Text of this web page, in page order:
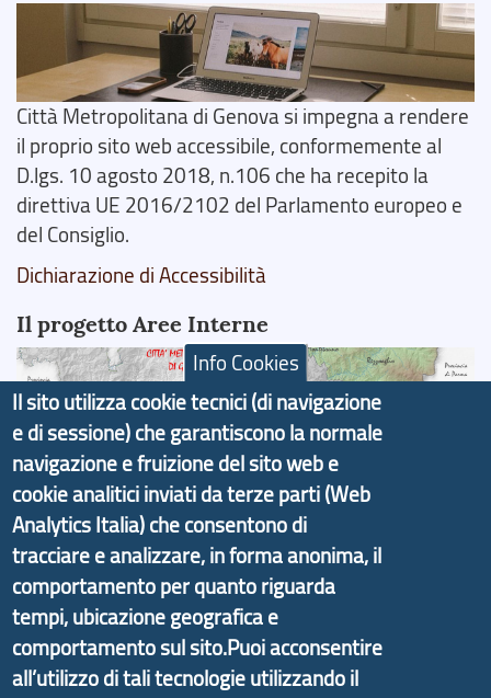
Città Metropolitana di Genova si impegna a rendere
il proprio sito web accessibile, conformemente al
D.lgs. 10 agosto 2018, n.106 che ha recepito la
direttiva UE 2016/2102 del Parlamento europeo e
del Consiglio.
Dichiarazione di Accessibilità
Il progetto Aree Interne
Il portale di marketing territoriale e sviluppo locale
di Genova Città Metropolitana si è sviluppato a
partire dal progetto nazionale Aree Interne
promosso dal Dipartimento per lo Sviluppo
Economico e finalizzato al rilancio socio-economico
delle valli dell’entroterra. In particolare fornisce
informazioni ed aggiornamenti sullaStrategia
d'Area Antola-Tigullio, in collaborazione con Regione
Info Cookies
Il sito utilizza cookie tecnici (di navigazione
e di sessione) che garantiscono la normale
navigazione e fruizione del sito web e
cookie analitici inviati da terze parti (Web
Analytics Italia) che consentono di
tracciare e analizzare, in forma anonima, il
comportamento per quanto riguarda
tempi, ubicazione geografica e
comportamento sul sito.Puoi acconsentire
all’utilizzo di tali tecnologie utilizzando il